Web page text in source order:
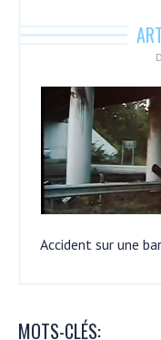
Accident sur une
MOTS-CLÉS: